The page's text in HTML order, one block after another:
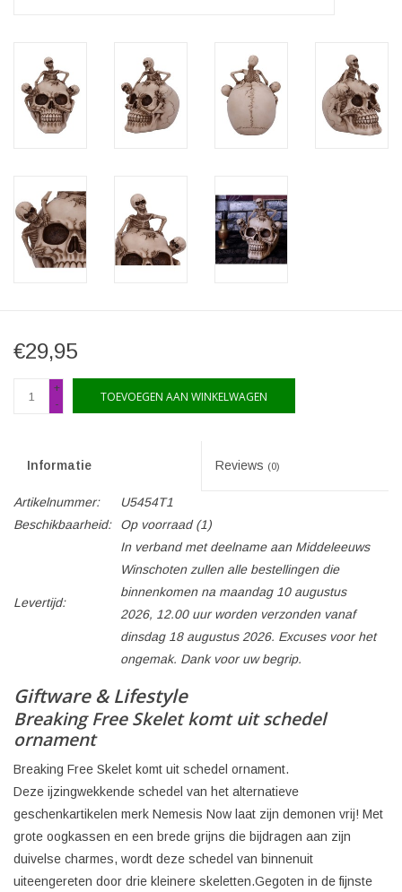
€29,95
+
-
TOEVOEGEN AAN WINKELWAGEN
Informatie Reviews (0)
Artikelnummer:
U5454T1
Beschikbaarheid:
Op voorraad(1)
Levertijd:
In verband met deelname aan Middeleeuws
Winschoten zullen alle bestellingen die
binnenkomen na maandag 10 augustus
2026, 12.00 uur worden verzonden vanaf
dinsdag 18 augustus 2026. Excuses voor het
ongemak. Dank voor uw begrip.
Giftware & Lifestyle
Breaking Free Skelet komt uit schedel
ornament
Breaking Free Skelet komt uit schedel ornament.
Deze ijzingwekkende schedel van het alternatieve
geschenkartikelen merk Nemesis Now laat zijn demonen vrij! Met
grote oogkassen en een brede grijns die bijdragen aan zijn
duivelse charmes, wordt deze schedel van binnenuit
uiteengereten door drie kleinere skeletten.Gegoten in de fijnste